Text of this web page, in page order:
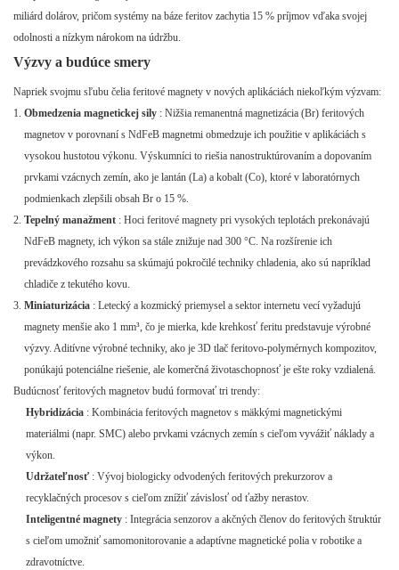
miliárd dolárov, pričom systémy na báze feritov zachytia 15 % príjmov vďaka svojej
odolnosti a nízkym nárokom na údržbu.
Výzvy a budúce smery
Napriek svojmu sľubu čelia feritové magnety v nových aplikáciách niekoľkým výzvam:
Obmedzenia magnetickej sily : Nižšia remanentná magnetizácia (Br) feritových
magnetov v porovnaní s NdFeB magnetmi obmedzuje ich použitie v aplikáciách s
vysokou hustotou výkonu. Výskumníci to riešia nanostruktúrovaním a dopovaním
prvkami vzácnych zemín, ako je lantán (La) a kobalt (Co), ktoré v laboratórnych
podmienkach zlepšili obsah Br o 15 %.
Tepelný manažment : Hoci feritové magnety pri vysokých teplotách prekonávajú
NdFeB magnety, ich výkon sa stále znižuje nad 300 °C. Na rozšírenie ich
prevádzkového rozsahu sa skúmajú pokročilé techniky chladenia, ako sú napríklad
chladiče z tekutého kovu.
Miniaturizácia : Letecký a kozmický priemysel a sektor internetu vecí vyžadujú
magnety menšie ako 1 mm³, čo je mierka, kde krehkosť feritu predstavuje výrobné
výzvy. Aditívne výrobné techniky, ako je 3D tlač feritovo-polymérnych kompozitov,
ponúkajú potenciálne riešenie, ale komerčná životaschopnosť je ešte roky vzdialená.
Budúcnosť feritových magnetov budú formovať tri trendy:
Hybridizácia : Kombinácia feritových magnetov s mäkkými magnetickými
materiálmi (napr. SMC) alebo prvkami vzácnych zemín s cieľom vyvážiť náklady a
výkon.
Udržateľnosť : Vývoj biologicky odvodených feritových prekurzorov a
recyklačných procesov s cieľom znížiť závislosť od ťažby nerastov.
Inteligentné magnety : Integrácia senzorov a akčných členov do feritových štruktúr
s cieľom umožniť samomonitorovanie a adaptívne magnetické polia v robotike a
zdravotníctve.